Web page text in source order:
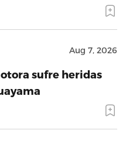
Aug 7, 2026
sufre heridas